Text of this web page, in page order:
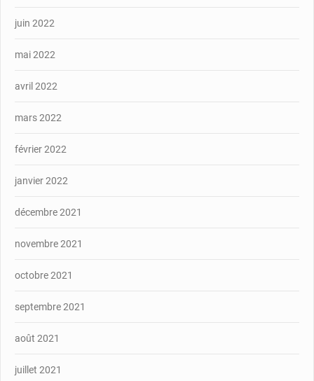
juin 2022
mai 2022
avril 2022
mars 2022
février 2022
janvier 2022
décembre 2021
novembre 2021
octobre 2021
septembre 2021
août 2021
juillet 2021